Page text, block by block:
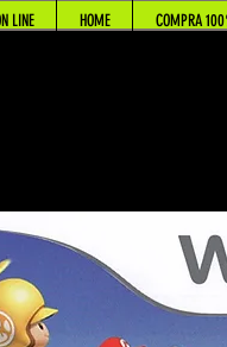
LINE HOME COMPRA